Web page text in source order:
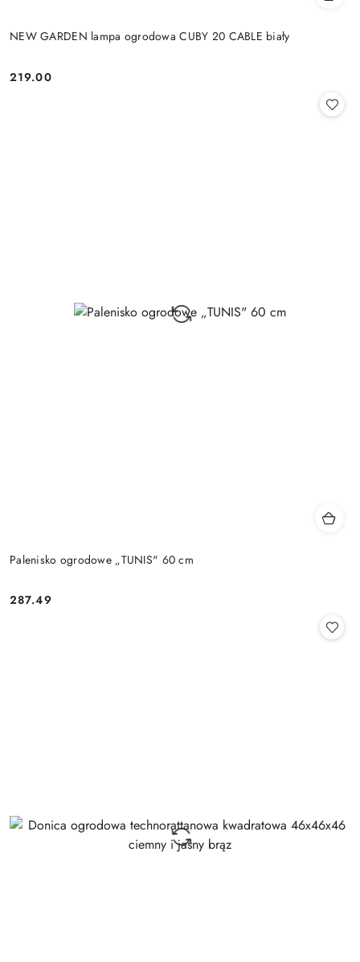
NEW GARDEN lampa ogrodowa CUBY 20 CABLE biały
Cena:
219.00
Palenisko ogrodowe „TUNIS" 60 cm
Cena:
287.49